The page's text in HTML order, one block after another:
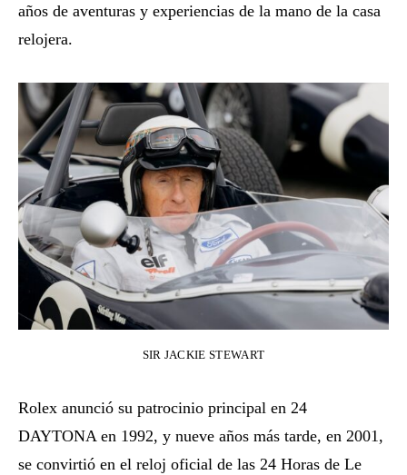
años de aventuras y experiencias de la mano de la casa
relojera.
SIR JACKIE STEWART
Rolex anunció su patrocinio principal en 24
DAYTONA en 1992, y nueve años más tarde, en 2001,
se convirtió en el reloj oficial de las 24 Horas de Le